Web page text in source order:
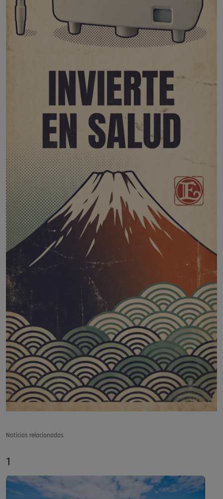
Noticias relacionadas
1